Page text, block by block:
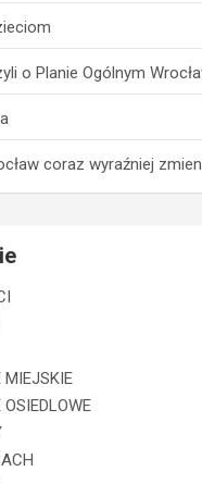
o Planie Ogólnym
coraz wyraźniej
MIEJSKIE